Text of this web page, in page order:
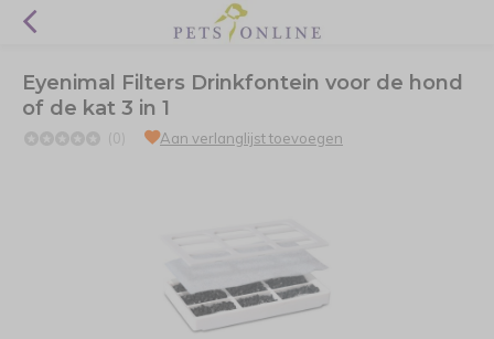
Eyenimal Filters Drinkfontein voor de hond
of de kat 3 in 1
(0) Aan verlanglijst toevoegen